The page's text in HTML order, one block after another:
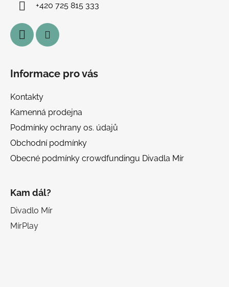
+420 725 815 333
Informace pro vás
Kontakty
Kamenná prodejna
Podmínky ochrany os. údajů
Obchodní podmínky
Obecné podmínky crowdfundingu Divadla Mír
Kam dál?
Divadlo Mír
MírPlay